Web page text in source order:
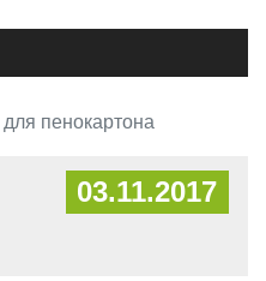
пенокартона
03.11.2017